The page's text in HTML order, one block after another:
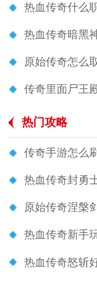
热血传奇什么
热血传奇暗黑
原始传奇怎么
传奇里面尸王
热门攻略
传奇手游怎么
热血传奇封勇
原始传奇涅槃
热血传奇新手
热血传奇怒斩